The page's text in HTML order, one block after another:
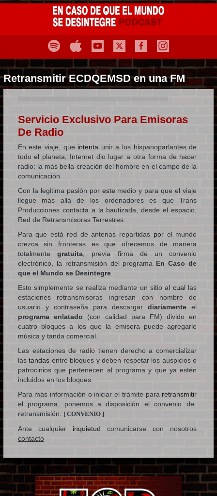
Retransmitir ECDQEMSD en una FM
Servicio Exclusivo Para Emisoras
De Radio
En este viaje, que intenta unir a los hispanoparlantes de
todo el planeta, Internet dio lugar a otra forma de hacer
radio: la más bella creación del hombre en el campo de la
comunicación.
Con la legitima pasión por estemedio y para que el viaje
llegue más allá de los ordenadores es que Trans
Producciones contacta a la bautizada, desde el espacio,
Red de Retransmisoras Terrestres.
Para que está red de antenas repartidas porel mundo
crezca sin fronteras es que ofrecemos de manera
totalmente gratuita, previa firma de un convenio
electrónico, la retransmisión del programa En Caso de
que el Mundo se Desintegre.
Esto simplemente se realiza mediante un sitio al cuallas
estaciones retransmisoras ingresan con nombre de
usuario y contraseña para descargardiariamente el
programa enlatado (con calidad para FM) divido en
cuatro bloques a los que la emisora puede agregarle
música y tanda comercial.
Las estaciones de radio tienen derecho a comercializar
lastandas entre bloques y deben respetar los auspicios o
patrocinios que pertenecen al programa y que ya estén
incluidos en los bloques.
Para más información o iniciar el trámite para retransmitir
el programa, ponemos a disposición el convenio de
retransmisión: [ CONVENIO ]
Ante cualquier inquietud comunicarse con nosotros
contacto